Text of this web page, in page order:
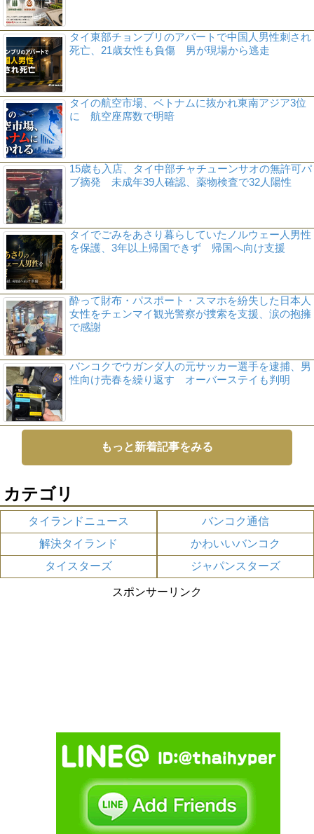
タイ東部チョンブリのアパートで中国人男性刺され
死亡、21歳女性も負傷 男が現場から逃走
タイの航空市場、ベトナムに抜かれ東南アジア3位
に 航空座席数で明暗
15歳も入店、タイ中部チャチューンサオの無許可パ
ブ摘発 未成年39人確認、薬物検査で32人陽性
タイでごみをあさり暮らしていたノルウェー人男性
を保護、3年以上帰国できず 帰国へ向け支援
酔って財布・パスポート・スマホを紛失した日本人
女性をチェンマイ観光警察が捜索を支援、涙の抱擁
で感謝
バンコクでウガンダ人の元サッカー選手を逮捕、男
性向け売春を繰り返す オーバーステイも判明
もっと新着記事をみる
カテゴリ
タイランドニュース
バンコク通信
解決タイランド
かわいいバンコク
タイスターズ
ジャパンスターズ
スポンサーリンク